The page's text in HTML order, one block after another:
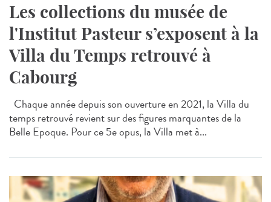
Les collections du musée de
l'Institut Pasteur s’exposent à la
Villa du Temps retrouvé à
Cabourg
Chaque année depuis son ouverture en 2021, la Villa du
temps retrouvé revient sur des figures marquantes de la
Belle Epoque. Pour ce 5e opus, la Villa met à...